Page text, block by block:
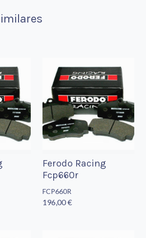
Ferodo Racing
Fcp660r
FCP660R
196,00 €